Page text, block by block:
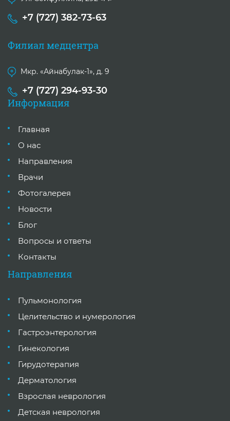
+7 (727) 382-73-63
Филиал медцентра
Мкр. «Айнабулак-1», д. 9
+7 (727) 294-93-30
Информация
Главная
О нас
Направления
Врачи
Фотогалерея
Новости
Блог
Вопросы и ответы
Контакты
Направления
Пульмонология
Целительство и нумерология
Гастроэнтерология
Гинекология
Гирудотерапия
Дерматология
Взрослая неврология
Детская неврология